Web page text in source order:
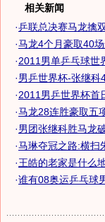
相关新闻
·乒联总决赛马龙擒
·马龙4个月豪取40
·2011男单乒乓球世
·男乒世界杯-张继科
·2011男乒世界杯首
·马龙28连胜豪取五
·男团张继科胜马龙
·马琳夺冠之路:横扫
·王皓的老家是什么
·谁有08奥运乒乓球